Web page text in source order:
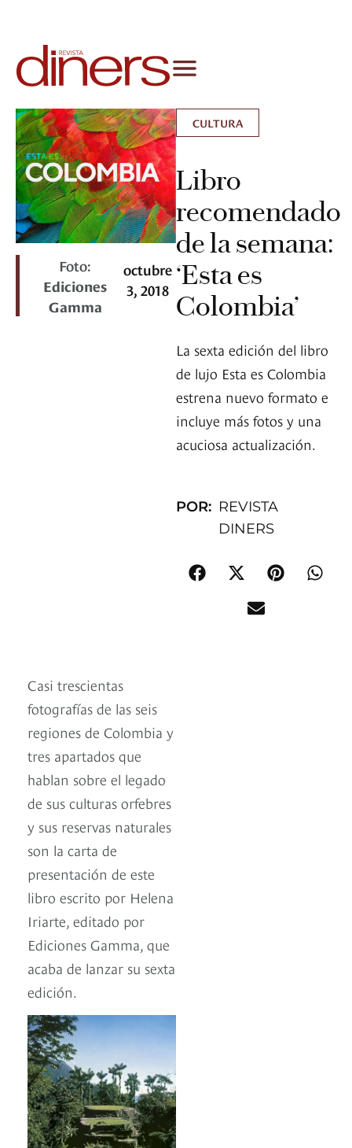
Foto:
Ediciones
Gamma
octubre
3, 2018
CULTURA
Libro
recomendado
de la semana:
‘Esta es
Colombia’
La sexta edición del libro
de lujo Esta es Colombia
estrena nuevo formato e
incluye más fotos y una
acuciosa actualización.
POR: REVISTA
DINERS
Casi trescientas
fotografías de las seis
regiones de Colombia y
tres apartados que
hablan sobre el legado
de sus culturas orfebres
y sus reservas naturales
son la carta de
presentación de este
libro escrito por Helena
Iriarte, editado por
Ediciones Gamma, que
acaba de lanzar su sexta
edición.